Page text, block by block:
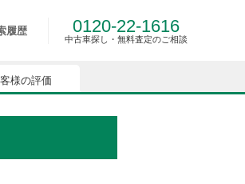
せん。
きるようになります。
履歴 0120-22-1616
中古車探し・無料査定のご相談
様の評価